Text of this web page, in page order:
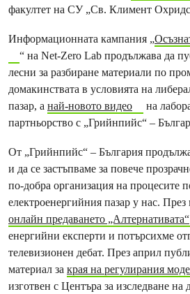
факултет на СУ „Св. Климент
Информационната кампания „
“ на Net-Zero Lab продължава да
лесни за разбиране материали по
домакинствата в условията на
пазар, а най-новото видео
на
партньорство с „Грийнпийс“ –
От „Грийнпийс“ – България
и да се застъпваме за повече
по-добра организация на процесите
електроенергийния пазар у нас. През
онлайн предаването „Алтернативата“
енергийни експерти и потърсихме
телевизионен дебат. През април
материал за края на регулирания
изготвен с Центъра за изследване